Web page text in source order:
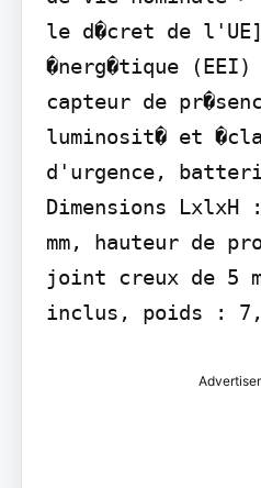
le d�cret de
�nerg�tique
capteur de
luminosit� et
d'urgence,
Dimensions LxlxH
mm, hauteur de
joint creux de 5
inclus, poids :